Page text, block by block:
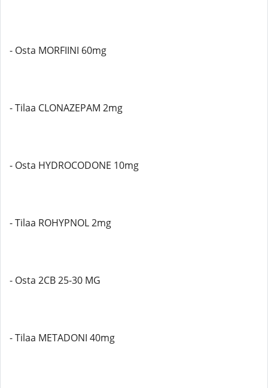
- Osta MORFIINI 60mg
- Tilaa CLONAZEPAM 2mg
- Osta HYDROCODONE 10mg
- Tilaa ROHYPNOL 2mg
- Osta 2CB 25-30 MG
- Tilaa METADONI 40mg